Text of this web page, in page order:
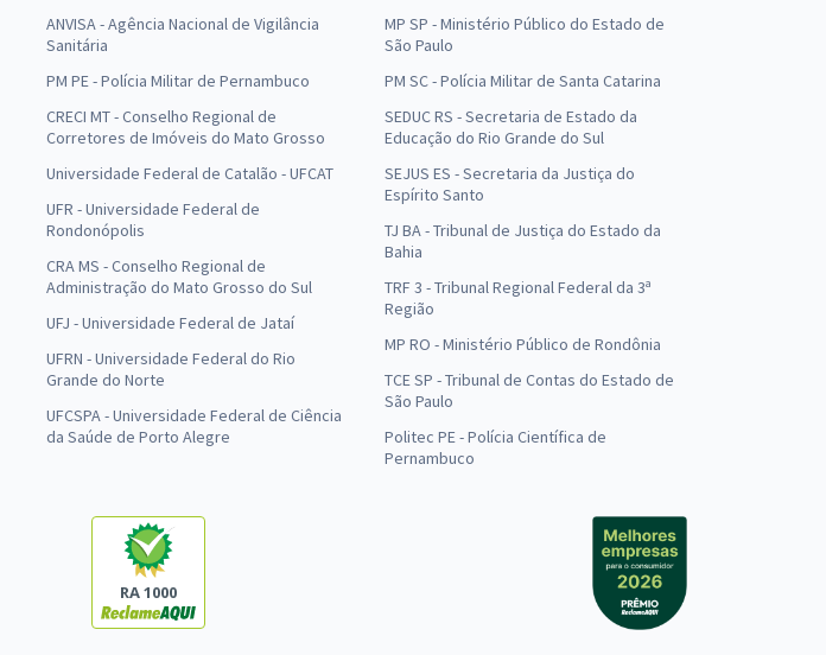
ANVISA - Agência Nacional de Vigilância
Sanitária
PM PE - Polícia Militar de Pernambuco
CRECI MT - Conselho Regional de
Corretores de Imóveis do Mato Grosso
Universidade Federal de Catalão - UFCAT
UFR - Universidade Federal de
Rondonópolis
CRA MS - Conselho Regional de
Administração do Mato Grosso do Sul
UFJ - Universidade Federal de Jataí
UFRN - Universidade Federal do Rio
Grande do Norte
UFCSPA - Universidade Federal de Ciência
da Saúde de Porto Alegre
MP SP - Ministério Público do Estado de
São Paulo
PM SC - Polícia Militar de Santa Catarina
SEDUC RS - Secretaria de Estado da
Educação do Rio Grande do Sul
SEJUS ES - Secretaria da Justiça do
Espírito Santo
TJ BA - Tribunal de Justiça do Estado da
Bahia
TRF 3 - Tribunal Regional Federal da 3ª
Região
MP RO - Ministério Público de Rondônia
TCE SP - Tribunal de Contas do Estado de
São Paulo
Politec PE - Polícia Científica de
Pernambuco
RA 1000